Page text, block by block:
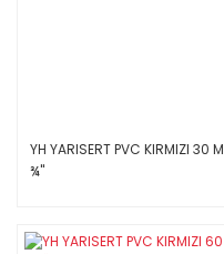
YH YARISERT PVC KIRMIZI 30 M
¾''